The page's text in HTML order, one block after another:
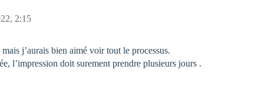
2:15
j’aurais bien aimé voir tout le processus.
l’impression doit surement prendre plusieurs jours .